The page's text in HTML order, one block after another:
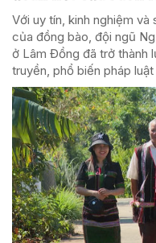
Với uy tín, kinh nghiệm
của đồng bào, đội ngũ
ở Lâm Đồng đã trở thành
truyền, phổ biến pháp luật